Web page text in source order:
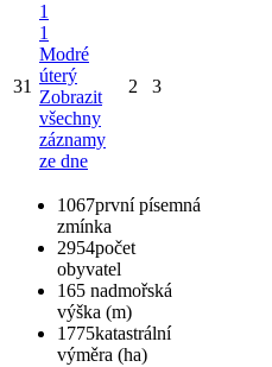
31
1
1
Modré
úterý
Zobrazit
všechny
záznamy
ze dne
2 3
1067první písemná
zmínka
2954počet
obyvatel
165 nadmořská
výška (m)
1775katastrální
výměra (ha)